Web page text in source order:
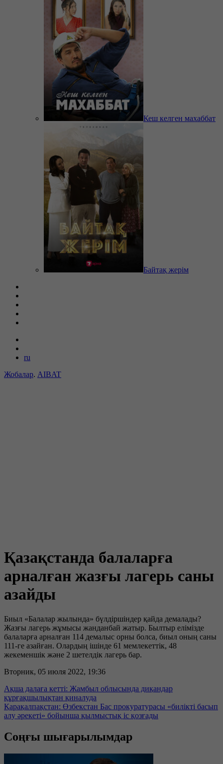
Кеш келген махаббат
Байтақ жерім
ru
Жобалар. AIBAT
Қазақстанда балаларға
арналған жазғы лагерь саны
азайды
Биыл «Балалар жылында» бүлдіршіндер қайда демалады?
Жазғы лагерь жұмысы жанданбай жатыр. Былтыр елімізде
балаларға арналған 114 демалыс орны болса, биыл оның саны
111-ге азайған. Олардың ішінде 61 мемлекеттік, 48
жекеменшік және 2 шетелдік лагерь бар.
Вторник, 05 июля 2022, 19:36
Ақша далаға кетті: Жамбыл облысында диқандар
құрғақшылықтан қиналуда
Қарақалпақстан: Өзбекстан Бас прокуратурасы «билікті басып
алу әрекеті» бойынша қылмыстық іс қозғады
Соңғы шығарылымдар